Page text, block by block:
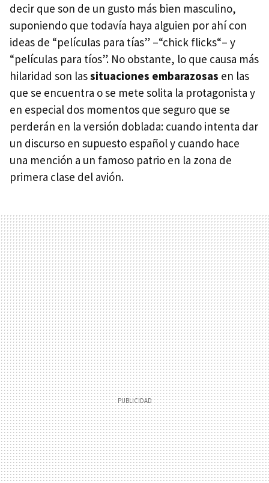
decir que son de un gusto más bien masculino,
suponiendo que todavía haya alguien por ahí con
ideas de “películas para tías” –“chick flicks“– y
“películas para tíos”. No obstante, lo que causa más
hilaridad son lassituaciones embarazosas en las
que se encuentra o se mete solita la protagonista y
en especial dos momentos que seguro que se
perderán en la versión doblada: cuando intenta dar
un discurso en supuesto español y cuando hace
una mención a un famoso patrio en la zona de
primera clase del avión.